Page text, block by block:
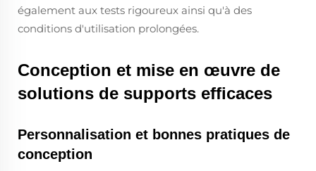
également aux tests rigoureux ainsi qu'à des
conditions d'utilisation prolongées.
Conception et mise en œuvre de
solutions de supports efficaces
Personnalisation et bonnes pratiques de
conception